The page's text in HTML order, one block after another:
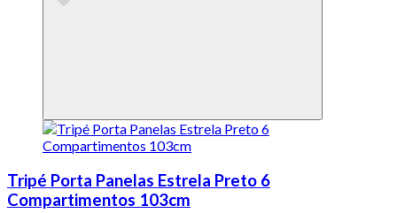
Tripé Porta Panelas Estrela Preto 6
Compartimentos 103cm